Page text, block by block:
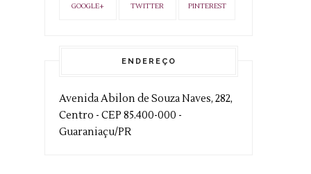
GOOGLE+ TWITTER PINTEREST
ENDEREÇO
Avenida Abilon de Souza Naves, 282,
Centro - CEP 85.400-000 -
Guaraniaçu/PR